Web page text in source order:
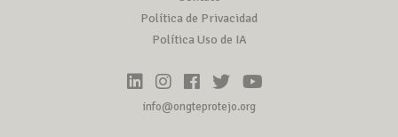
Política de Privacidad
Política Uso de IA
info@ongteprotejo.org